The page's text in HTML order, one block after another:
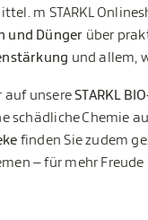
m STARKL
und Dünger über
und allem,
auf unsereSTARKL
schädliche Chemie
finden Sie zudem
– für mehr